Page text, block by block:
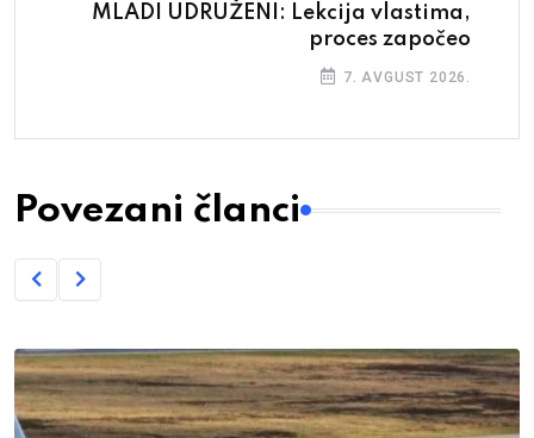
MLADI UDRUŽENI: Lekcija vlastima,
proces započeo
7. AVGUST 2026.
Povezani članci